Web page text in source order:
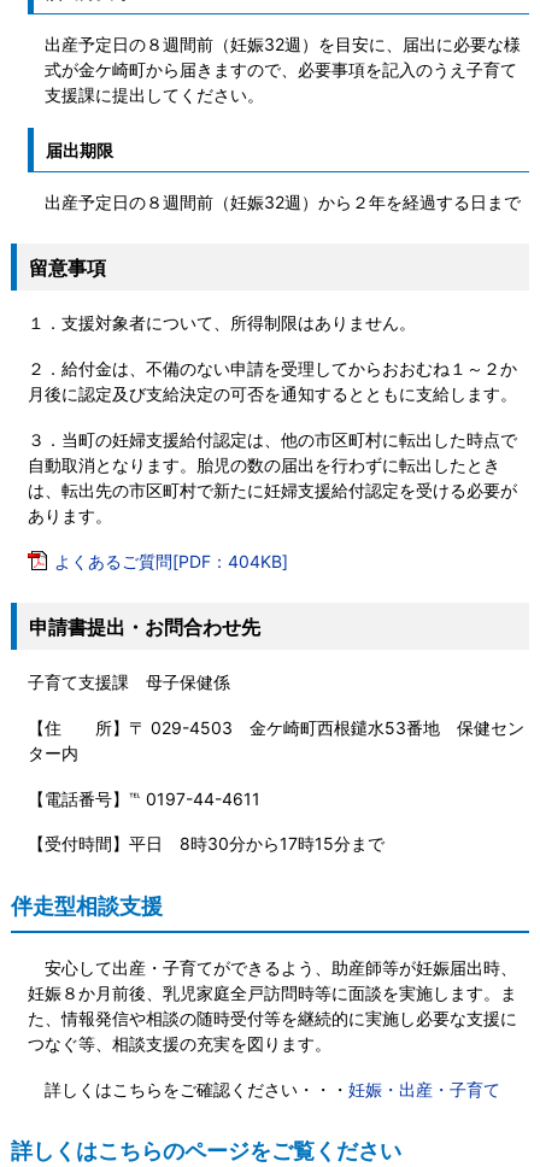
出産予定日の８週間前（妊娠32週）を目安に、届出に必要な様
式が金ケ崎町から届きますので、必要事項を記入のうえ子育て
支援課に提出してください。
届出期限
出産予定日の８週間前（妊娠32週）から２年を経過する日まで
留意事項
１．支援対象者について、所得制限はありません。
２．給付金は、不備のない申請を受理してからおおむね１～２か
月後に認定及び支給決定の可否を通知するとともに支給します。
３．当町の妊婦支援給付認定は、他の市区町村に転出した時点で
自動取消となります。胎児の数の届出を行わずに転出したとき
は、転出先の市区町村で新たに妊婦支援給付認定を受ける必要が
あります。
よくあるご質問[PDF：404KB]
申請書提出・お問合わせ先
子育て支援課 母子保健係
【住 所】〒 029-4503 金ケ崎町西根鑓水53番地 保健セン
ター内
【電話番号】℡ 0197-44-4611
【受付時間】平日 8時30分から17時15分まで
伴走型相談支援
安心して出産・子育てができるよう、助産師等が妊娠届出時、
妊娠８か月前後、乳児家庭全戸訪問時等に面談を実施します。ま
た、情報発信や相談の随時受付等を継続的に実施し必要な支援に
つなぐ等、相談支援の充実を図ります。
詳しくはこちらをご確認ください・・・ 妊娠・出産・子育て
詳しくはこちらのページをご覧ください